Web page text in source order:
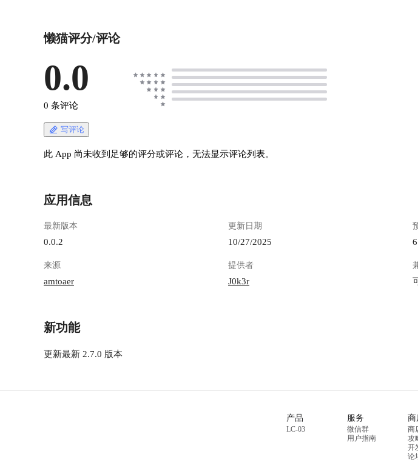
是使用用户填写的凭据定期扫描视频合集、收藏
载的内容包括视频、封面、弹幕、标签与简介信
息等，这些文件整体保持与 Emby、Jellyfin 等媒
体服务器软件兼容的文件布局，使得目的文件夹
干预自动识别。 # 二、使用方法 ## 2.1 获取应用
在懒猫应用商店直接安装即可，省去自己部署的
麻烦 ![Snipaste_2025-08-05_14-31-37.png]
08-05_14-31-37.png") ## 2.2 应用配置 首次使用
心，这是正常的，因为还没有认证 !
[Snipaste_2025-08-05_21-46-35.png](https://lzc-
chengdu.myqcloud.com/guidelines/426/caef9e7f-
c353-4b8f-965b-3f50ce649511.png "Snipaste_2025-
https://appstore.lazycat.cloud/#/shop/detail/cloud.laz
29.png](https://lzc-playground-1301583638.cos.ap-
"Snipaste_2025-08-02_22-38-29.png") 打开应用，
懒猫评分/评论
0.0
0 条评论
写评论
此 App 尚未收到足够的评分或评论，无法显示评论列表。
应用信息
最新版本
0.0.2
更新日期
10/27/2025
来源
amtoaer
提供者
J0k3r
新功能
更新最新 2.7.0 版本
产品
LC-03
服务
微信群
用户指南
商
商
攻
开
论